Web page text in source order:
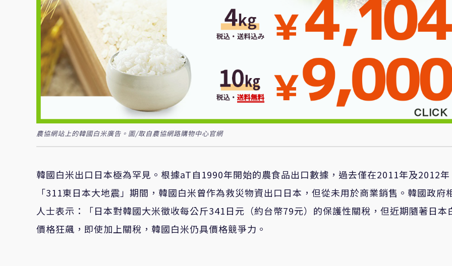
農協網站上的韓國白米廣告。圖/取自農協網路購物中心官網
韓國白米出口日本極為罕見。根據aT自1990年開始的農食品出口數據，過去僅在2011年及2012年
「311東日本大地震」期間，韓國白米曾作為救災物資出口日本，但從未用於商業銷售。韓國政府
人士表示：「日本對韓國大米徵收每公斤341日元（約台幣79元）的保護性關稅，但近期隨著日本
價格狂飆，即使加上關稅，韓國白米仍具價格競爭力。